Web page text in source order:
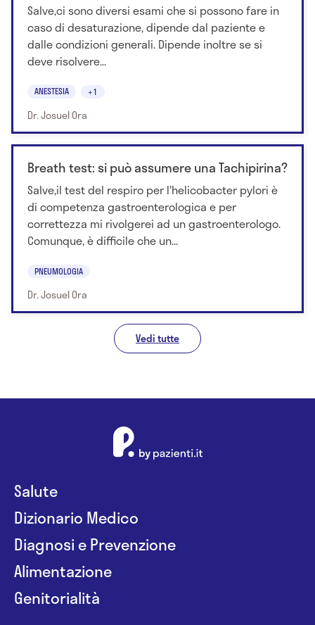
Salve,ci sono diversi esami che si possono fare in
caso di desaturazione, dipende dal paziente e
dalle condizioni generali. Dipende inoltre se si
deve risolvere...
ANESTESIA +1
Dr. Josuel Ora
Breath test: si può assumere una Tachipirina?
Salve,il test del respiro per l'helicobacter pylori è
di competenza gastroenterologica e per
correttezza mi rivolgerei ad un gastroenterologo.
Comunque, è difficile che un...
PNEUMOLOGIA
Dr. Josuel Ora
Vedi tutte
Salute
Dizionario Medico
Diagnosi e Prevenzione
Alimentazione
Genitorialità